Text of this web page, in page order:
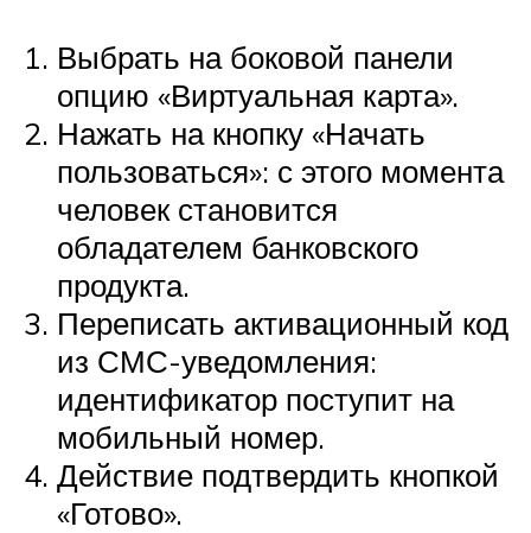
Выбрать на боковой панели
опцию «Виртуальная карта».
Нажать на кнопку «Начать
пользоваться»: с этого момента
человек становится
обладателем банковского
продукта.
Переписать активационный код
из СМС-уведомления:
идентификатор поступит на
мобильный номер.
Действие подтвердить кнопкой
«Готово».